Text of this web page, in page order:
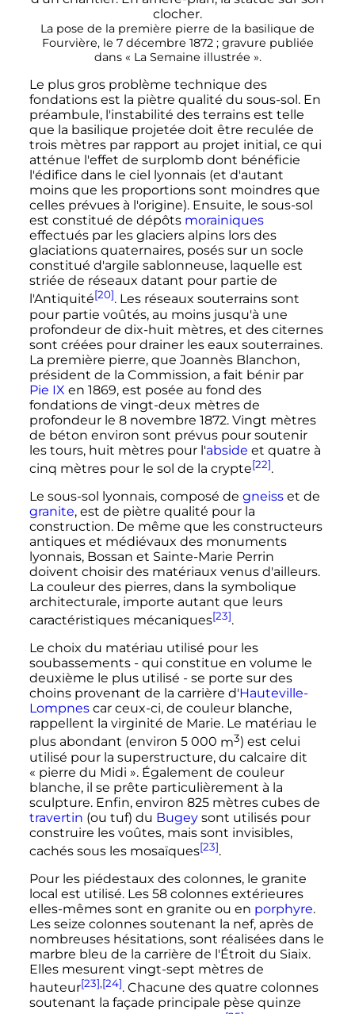
La pose de la première pierre de la basilique de
Fourvière, le 7 décembre 1872 ; gravure publiée
dans « La Semaine illustrée ».
Le plus gros problème technique des
fondations est la piètre qualité du sous-sol. En
préambule, l'instabilité des terrains est telle
que la basilique projetée doit être reculée de
trois mètres par rapport au projet initial, ce qui
atténue l'effet de surplomb dont bénéficie
l'édifice dans le ciel lyonnais (et d'autant
moins que les proportions sont moindres que
celles prévues à l'origine). Ensuite, le sous-sol
est constitué de dépôts morainiques
effectués par les glaciers alpins lors des
glaciations quaternaires, posés sur un socle
constitué d'argile sablonneuse, laquelle est
striée de réseaux datant pour partie de
l'Antiquité[20]. Les réseaux souterrains sont
pour partie voûtés, au moins jusqu'à une
profondeur de dix-huit mètres, et des citernes
sont créées pour drainer les eaux souterraines.
La première pierre, que Joannès Blanchon,
président de la Commission, a fait bénir par
Pie IX en 1869, est posée au fond des
fondations de vingt-deux mètres de
profondeur le 8 novembre 1872. Vingt mètres
de béton environ sont prévus pour soutenir
les tours, huit mètres pour l'abside et quatre à
cinq mètres pour le sol de la crypte[22].
Le sous-sol lyonnais, composé de gneisset de
granite, est de piètre qualité pour la
construction. De même que les constructeurs
antiques et médiévaux des monuments
lyonnais, Bossan et Sainte-Marie Perrin
doivent choisir des matériaux venus d'ailleurs.
La couleur des pierres, dans la symbolique
architecturale, importe autant que leurs
caractéristiques mécaniques[23].
Le choix du matériau utilisé pour les
soubassements - qui constitue en volume le
deuxième le plus utilisé - se porte sur des
choins provenant de la carrière d'Hauteville-
Lompnescar ceux-ci, de couleur blanche,
rappellent la virginité de Marie. Le matériau le
plus abondant (environ 5 000 m3) est celui
utilisé pour la superstructure, du calcaire dit
« pierre du Midi ». Également de couleur
blanche, il se prête particulièrement à la
sculpture. Enfin, environ 825 mètrescubes de
travertin (ou tuf) du Bugeysont utilisés pour
construire les voûtes, mais sont invisibles,
cachés sous les mosaïques[23].
Pour les piédestaux des colonnes, le granite
local est utilisé. Les 58 colonnes extérieures
elles-mêmes sont en granite ou en porphyre.
Les seize colonnes soutenant la nef, après de
nombreuses hésitations, sont réalisées dans le
marbre bleu de la carrière de l'Étroit du Siaix.
Elles mesurent vingt-sept mètres de
hauteur[23],[24]. Chacune des quatre colonnes
soutenant la façade principale pèse quinze